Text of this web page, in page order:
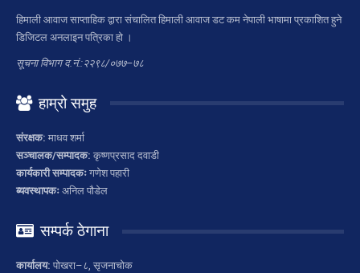
हिमाली आवाज साप्ताहिक द्वारा संचालित हिमाली आवाज डट कम नेपाली भाषामा प्रकाशित हुने
डिजिटल अनलाइन पत्रिका हो ।
सूचना विभाग द.नं.:२२९८/०७७–७८
हाम्रो समुह
संरक्षक: माधव शर्मा
सञ्चालक/सम्पादक: कृष्णप्रसाद दवाडी
कार्यकारी सम्पादकः गणेश पहारी
ब्यवस्थापकः अनिल पौडेल
सम्पर्क ठेगाना
कार्यालय: पोखरा–८, सृजनाचोक